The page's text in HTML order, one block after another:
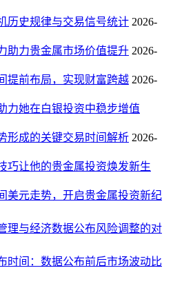
历史规律与交易信号统计 2026-
助力贵金属市场价值提升 2026-
提前布局，实现财富跨越 2026-
力她在白银投资中稳步增值
形成的关键交易时间解析 2026-
巧让他的贵金属投资焕发新生
美元走势，开启贵金属投资新纪
理与经济数据公布风险调整的对
时间：数据公布前后市场波动比